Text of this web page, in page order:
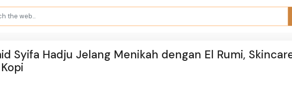
Syifa Hadju Jelang Menikah dengan El Rumi,